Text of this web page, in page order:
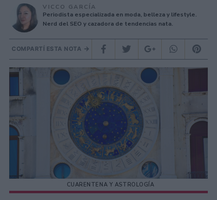
VICCO GARCÍA
Periodista especializada en moda, belleza y lifestyle.
Nerd del SEO y cazadora de tendencias nata.
COMPARTÍ ESTA NOTA
CUARENTENA Y ASTROLOGÍA